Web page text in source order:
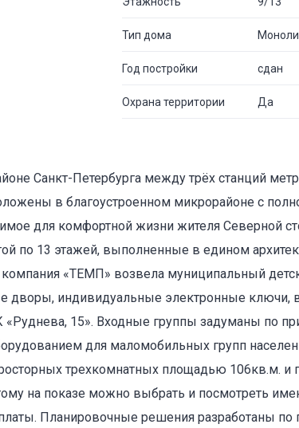
Тип дома
Год постройки сдан
Охрана территории Да
Санкт-Петербурга между трёх станций
в благоустроенном микрорайоне с
для комфортной жизни жителя Северной
по 13 этажей, выполненные в едином
«ТЕМП» возвела муниципальный
дворы, индивидуальные электронные
15». Входные группы задуманы по
для маломобильных групп
трехкомнатных площадью 106кв.м. и
на показе можно выбрать и посмотреть
Планировочные решения разработаны по